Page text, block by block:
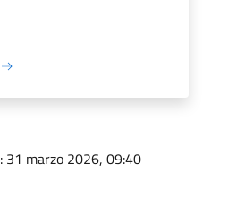
: 31 marzo 2026, 09:40